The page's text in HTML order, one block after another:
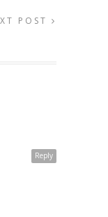
POST
Reply